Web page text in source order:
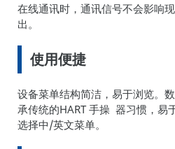
在线通讯时，通讯信号不会影响
出。
使用便捷
设备菜单结构简洁，易于浏览。
承传统的HART 手操 器习惯，易
选择中/英文菜单。